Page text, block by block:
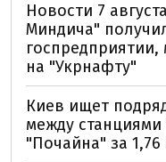
Новости 7
Миндича"
на "Укрнафту"
Киев ищет
между
"Почайна" за